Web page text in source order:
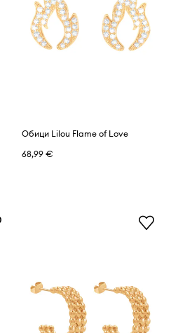
Обици Lilou Flame of Love
68,99 €